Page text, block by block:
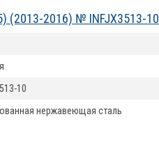
(2013-2016) № INFJX3513-10
10
нержавеющая сталь